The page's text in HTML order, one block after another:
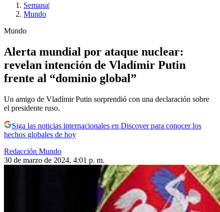
Semana|
Mundo
Mundo
Alerta mundial por ataque nuclear:
revelan intención de Vladímir Putin
frente al “dominio global”
Un amigo de Vladímir Putin sorprendió con una declaración sobre
el presidente ruso.
Siga las noticias internacionales en Discover para conocer los
hechos globales de hoy
Redacción Mundo
30 de marzo de 2024, 4:01 p. m.